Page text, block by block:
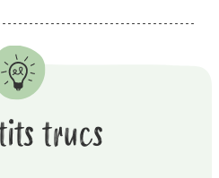
trucs